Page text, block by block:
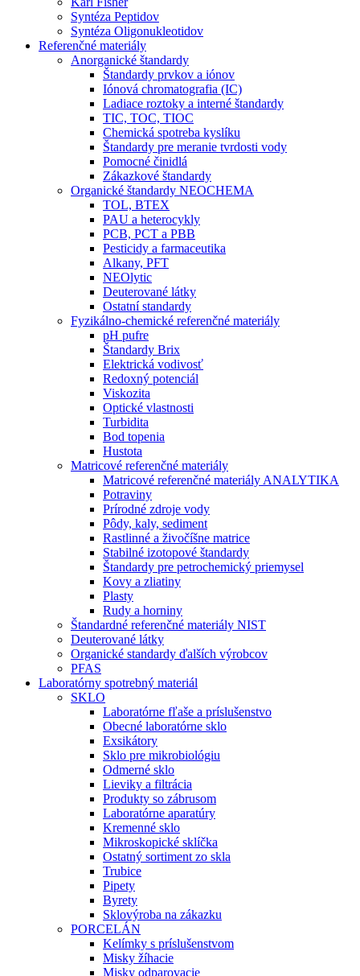
Syntéza Peptidov
Syntéza Oligonukleotidov
Referenčné materiály
Anorganické štandardy
Štandardy prvkov a iónov
Iónová chromatografia (IC)
Ladiace roztoky a interné štandardy
TIC, TOC, TIOC
Chemická spotreba kyslíku
Štandardy pre meranie tvrdosti vody
Pomocné činidlá
Zákazkové štandardy
Organické štandardy NEOCHEMA
TOL, BTEX
PAU a heterocykly
PCB, PCT a PBB
Pesticidy a farmaceutika
Alkany, PFT
NEOlytic
Deuterované látky
Ostatní standardy
Fyzikálno-chemické referenčné materiály
pH pufre
Štandardy Brix
Elektrická vodivosť
Redoxný potenciál
Viskozita
Optické vlastnosti
Turbidita
Bod topenia
Hustota
Matricové referenčné materiály
Matricové referenčné materiály ANALYTIKA
Potraviny
Prírodné zdroje vody
Pôdy, kaly, sediment
Rastlinné a živočíšne matrice
Stabilné izotopové štandardy
Štandardy pre petrochemický priemysel
Kovy a zliatiny
Plasty
Rudy a horniny
Štandardné referenčné materiály NIST
Deuterované látky
Organické standardy ďalších výrobcov
PFAS
Laboratórny spotrebný materiál
SKLO
Laboratórne fľaše a príslušenstvo
Obecné laboratórne sklo
Exsikátory
Sklo pre mikrobiológiu
Odmerné sklo
Lieviky a filtrácia
Produkty so zábrusom
Laboratórne aparatúry
Kremenné sklo
Mikroskopické sklíčka
Ostatný sortiment zo skla
Trubice
Pipety
Byrety
Sklovýroba na zákazku
PORCELÁN
Kelímky s príslušenstvom
Misky žíhacie
Misky odparovacie